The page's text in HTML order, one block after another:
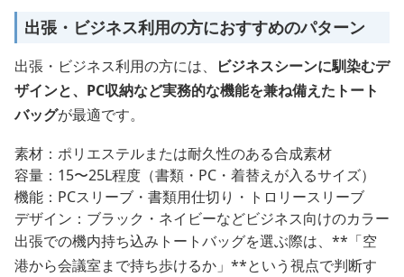
出張・ビジネス利用の方におすすめのパターン
出張・ビジネス利用の方には、
ビジネスシーンに馴染むデ
ザインと、PC収納など実務的な機能を兼ね備えたトート
バッグが最適です。
素材：ポリエステルまたは耐久性のある合成素材
容量：15〜25L程度（書類・PC・着替えが入るサイズ）
機能：PCスリーブ・書類用仕切り・トロリースリーブ
デザイン：ブラック・ネイビーなどビジネス向けのカラー
出張での機内持ち込みトートバッグを選ぶ際は、**「空
港から会議室まで持ち歩けるか」**という視点で判断す